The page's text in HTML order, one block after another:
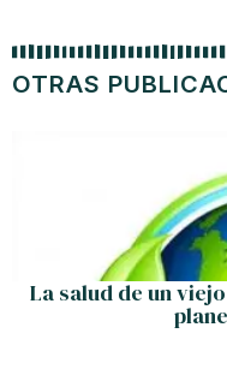
OTRAS
La salud de un